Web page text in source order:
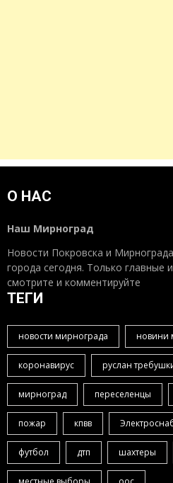
О НАС
Наш Мирноград
Новости Покровска и
города сегодня. Только главные
смотрите и комментируйте
ТЕГИ
новости мирнограда новини
коронавирус руслан
мирноград переселенцы
пожар кпвв
футбол дтп шахтеры